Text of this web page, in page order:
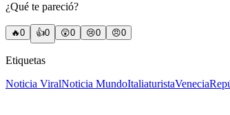
¿Qué te pareció?
🔥0 👍0 😲0 😢0 😠0
Etiquetas
Noticia ViralNoticia MundoItaliaturistaVenecia